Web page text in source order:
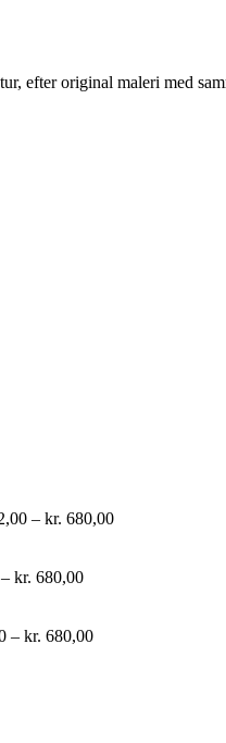
efter original maleri med
– kr. 680,00Prisinterval:
– kr. 680,00Prisinterval:
kr. 680,00
– kr. 680,00Prisinterval: